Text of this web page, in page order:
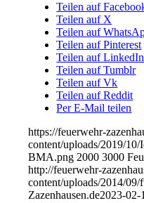
Teilen auf
Teilen auf X
Teilen auf
Teilen auf Pinterest
Teilen auf LinkedIn
Teilen auf Tumblr
Teilen auf Vk
Teilen auf Reddit
Per E-Mail teilen
https://feuerwehr-
content/uploads/2019/
BMA.png 2000 3000
http://feuerwehr-
content/uploads/2014/09/
Zazenhausen.de2023-02-